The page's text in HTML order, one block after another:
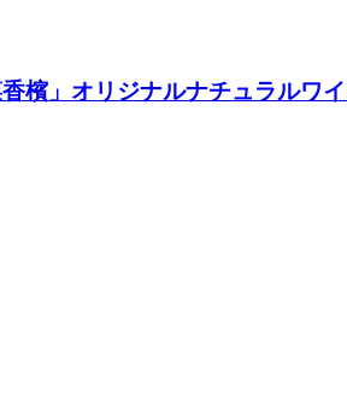
檳」オリジナルナチュラルワ